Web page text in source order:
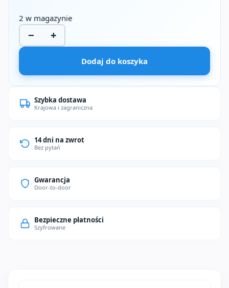
2 w magazynie
−
Dystrybutor
Ruhens
300
+
Dodaj do koszyka
Szybka dostawa
Krajowa i zagraniczna
14 dni na zwrot
Bez pytań
Gwarancja
Door-to-door
Bezpieczne płatności
Szyfrowane